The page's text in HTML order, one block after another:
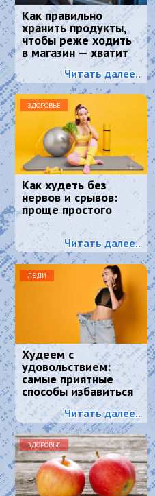
Как правильно
хранить продукты,
чтобы реже ходить
в магазин — хватит
надолго
Читать далее..
ЗДОРОВЬЕ
Как худеть без
нервов и срывов:
проще простого
Читать далее..
ЛЕДИ
Худеем с
удовольствием:
самые приятные
способы избавиться
от лишнего веса.
Читать далее..
ЗДОРОВЬЕ